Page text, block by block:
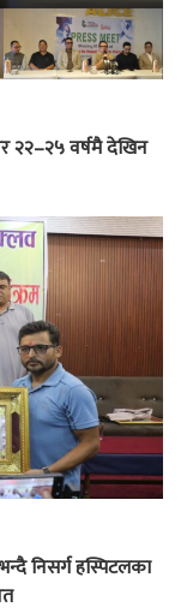
२२–२५ वर्षमै देखिन
निसर्ग हस्पिटलका